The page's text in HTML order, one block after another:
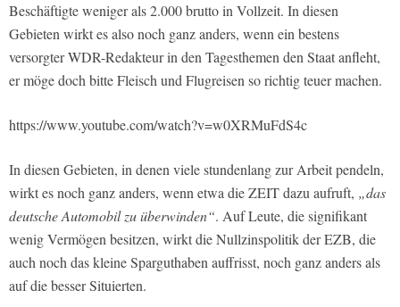
Beschäftigte weniger als 2.000 brutto in Vollzeit. In diesen
Gebieten wirkt es also noch ganz anders, wenn ein bestens
versorgter WDR-Redakteur in den Tagesthemen den Staat anfleht,
er möge doch bitte Fleisch und Flugreisen so richtig teuer machen.
https://www.youtube.com/watch?v=w0XRMuFdS4c
In diesen Gebieten, in denen viele stundenlang zur Arbeit pendeln,
wirkt es noch ganz anders, wenn etwa die ZEIT dazu aufruft, „das
deutsche Automobil zu überwinden“. Auf Leute, die signifikant
wenig Vermögen besitzen, wirkt die Nullzinspolitik der EZB, die
auch noch das kleine Sparguthaben auffrisst, noch ganz anders als
auf die besser Situierten.